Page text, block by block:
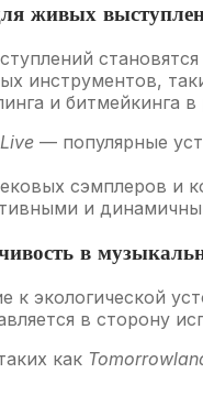
живых
инструментов,
и битмейкинга
— популярные
сэмплеров и
и
в
к экологической
в сторону
как